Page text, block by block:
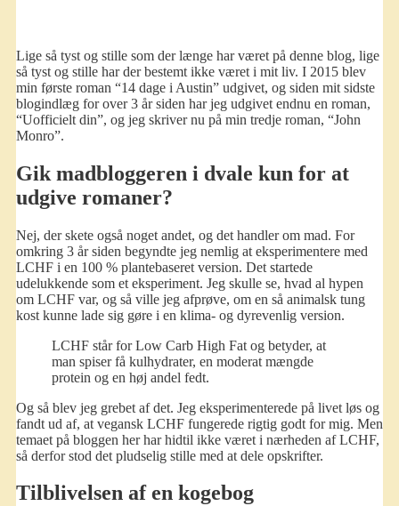
Lige så tyst og stille som der længe har været på denne blog, lige
så tyst og stille har der bestemt ikke været i mit liv. I 2015 blev
min første roman “14 dage i Austin” udgivet, og siden mit sidste
blogindlæg for over 3 år siden har jeg udgivet endnu en roman,
“Uofficielt din”, og jeg skriver nu på min tredje roman, “John
Monro”.
Gik madbloggeren i dvale kun for at
udgive romaner?
Nej, der skete også noget andet, og det handler om mad. For
omkring 3 år siden begyndte jeg nemlig at eksperimentere med
LCHF i en 100 % plantebaseret version. Det startede
udelukkende som et eksperiment. Jeg skulle se, hvad al hypen
om LCHF var, og så ville jeg afprøve, om en så animalsk tung
kost kunne lade sig gøre i en klima- og dyrevenlig version.
LCHF står for Low Carb High Fat og betyder, at
man spiser få kulhydrater, en moderat mængde
protein og en høj andel fedt.
Og så blev jeg grebet af det. Jeg eksperimenterede på livet løs og
fandt ud af, at vegansk LCHF fungerede rigtig godt for mig. Men
temaet på bloggen her har hidtil ikke været i nærheden af LCHF,
så derfor stod det pludselig stille med at dele opskrifter.
Tilblivelsen af en kogebog